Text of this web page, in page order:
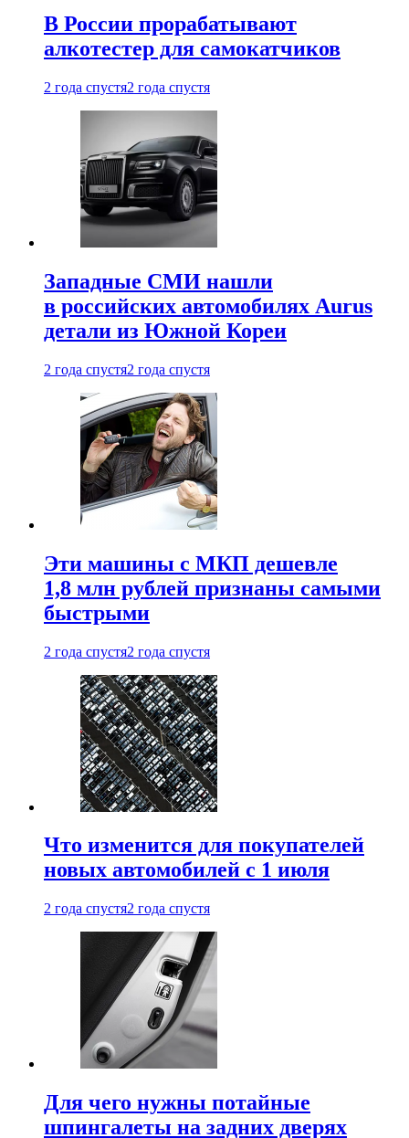
В России прорабатывают
алкотестер для самокатчиков
2 года спустя2 года спустя
Западные СМИ нашли
в российских автомобилях Aurus
детали из Южной Кореи
2 года спустя2 года спустя
Эти машины с МКП дешевле
1,8 млн рублей признаны самыми
быстрыми
2 года спустя2 года спустя
Что изменится для покупателей
новых автомобилей с 1 июля
2 года спустя2 года спустя
Для чего нужны потайные
шпингалеты на задних дверях